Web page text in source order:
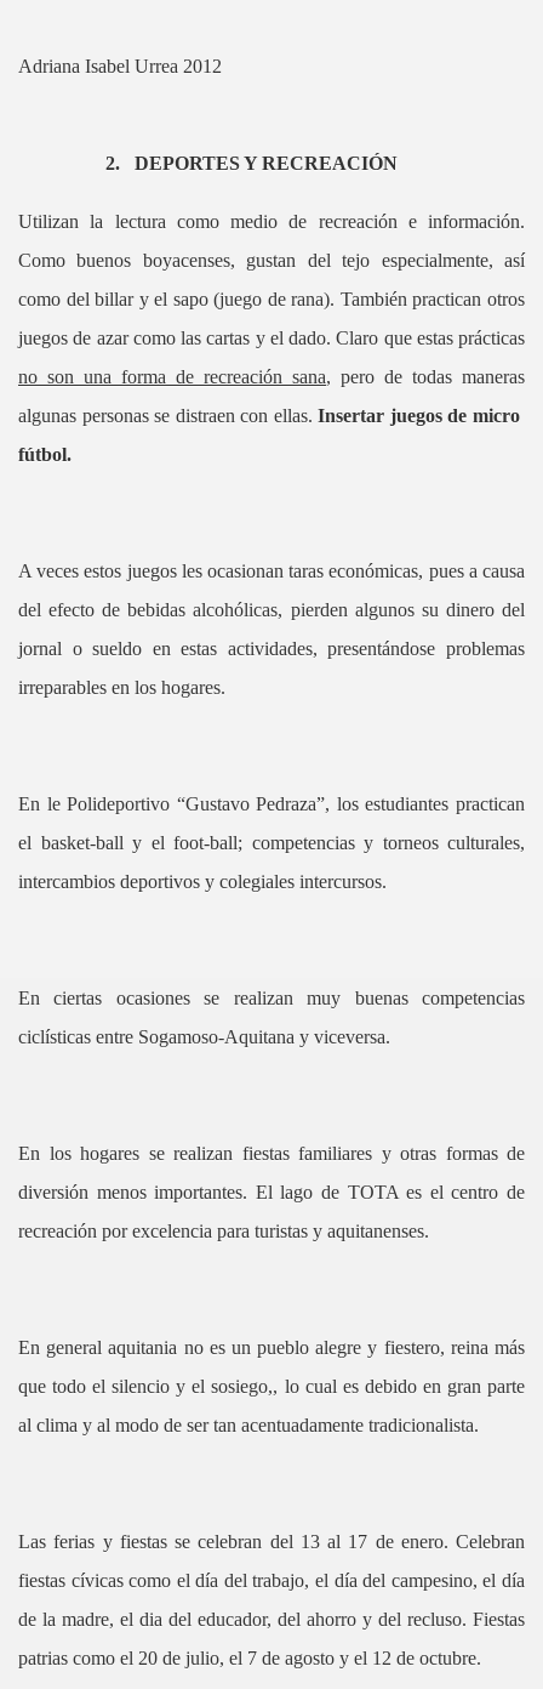
Adriana Isabel Urrea 2012
2. DEPORTES Y RECREACIÓN
Utilizan la lectura como medio de recreación e información.
Como buenos boyacenses, gustan del tejo especialmente, así
como del billar y el sapo (juego de rana). También practican otros
juegos de azar como las cartas y el dado. Claro que estas prácticas
no son una forma de recreación sana, pero de todas maneras
algunas personas se distraen con ellas.Insertar juegos de micro
fútbol.
A veces estos juegos les ocasionan taras económicas, pues a causa
del efecto de bebidas alcohólicas, pierden algunos su dinero del
jornal o sueldo en estas actividades, presentándose problemas
irreparables en los hogares.
En le Polideportivo “Gustavo Pedraza”, los estudiantes practican
el basket-ball y el foot-ball; competencias y torneos culturales,
intercambios deportivos y colegiales intercursos.
En ciertas ocasiones se realizan muy buenas competencias
ciclísticas entre Sogamoso-Aquitana y viceversa.
En los hogares se realizan fiestas familiares y otras formas de
diversión menos importantes. El lago de TOTA es el centro de
recreación por excelencia para turistas y aquitanenses.
En general aquitania no es un pueblo alegre y fiestero, reina más
que todo el silencio y el sosiego,, lo cual es debido en gran parte
al clima y al modo de ser tan acentuadamente tradicionalista.
Las ferias y fiestas se celebran del 13 al 17 de enero. Celebran
fiestas cívicas como el día del trabajo, el día del campesino, el día
de la madre, el dia del educador, del ahorro y del recluso. Fiestas
patrias como el 20 de julio, el 7 de agosto y el 12 de octubre.